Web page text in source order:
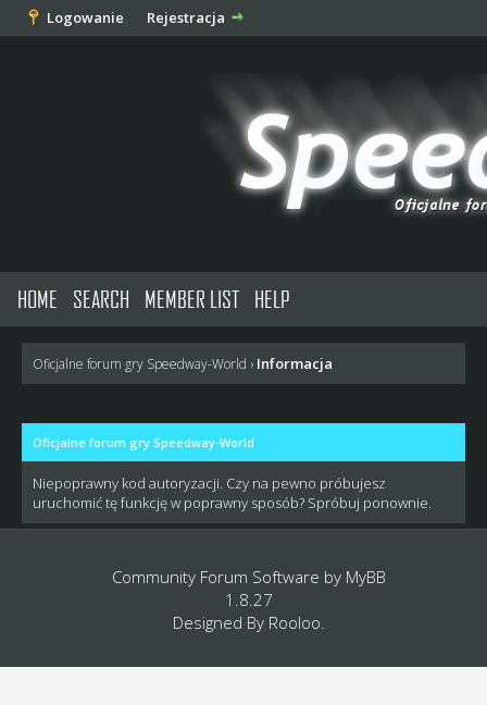
Logowanie Rejestracja
HOME SEARCH MEMBER LIST HELP
Oficjalne forum gry Speedway-World › Informacja
Oficjalne forum gry Speedway-World
Niepoprawny kod autoryzacji. Czy na pewno próbujesz
uruchomić tę funkcję w poprawny sposób? Spróbuj ponownie.
Community Forum Software by MyBB
1.8.27
Designed By Rooloo.